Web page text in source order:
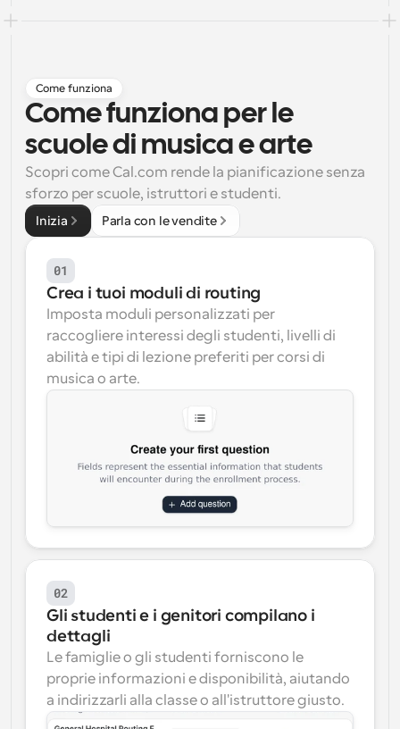
Programmazione potenziata con chiamate
supportate dall'IA
Blog
Rimani aggiornato con le ultime notizie e aggiornamenti
Riunioni Instantanee
Incontrare i clienti in pochi minuti
Link di Gruppo Dinamico
Prenota senza sforzo riunioni con più persone
Webhook
Ricevi una notifica quando succede qualcosa
Come funziona
Come funziona per le
scuole di musica e arte
Scopri come Cal.com rende la pianificazione senza
sforzo per scuole, istruttori e studenti.
Inizia Parla con le vendite
01
Crea i tuoi moduli di routing
Imposta moduli personalizzati per
raccogliere interessi degli studenti, livelli di
abilità e tipi di lezione preferiti per corsi di
musica o arte.
02
Gli studenti e i genitori compilano i
dettagli
Le famiglie o gli studenti forniscono le
proprie informazioni e disponibilità, aiutando
a indirizzarli alla classe o all'istruttore giusto.